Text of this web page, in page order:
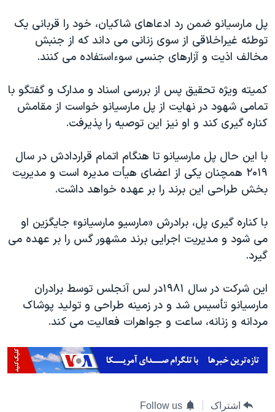
پل مارسیانو ضمن رد ادعاهای شاکیان، خود را قربانی یک
توطئه غیراخلاقی از سوی زنانی می داند که از جنبش
مخالف اذیت و آزارهای جنسی سوءاستفاده می کنند.
کمیته ویژه تحقیق پس از بررسی اسناد و مدارک و گفتگو با
تمامی شهود در نهایت از پل مارسیانو خواست از مقامش
کناره گیری کند و او نیز این توصیه را پذیرفت.
با این حال پل مارسیانو تا هنگام اتمام قراردادش در سال
۲۰۱۹ همچنان یکی از اعضای هیأت مدیره است و مدیریت
بخش طراحی این برند را بر عهده خواهد داشت.
با کناره گیری پل، برادرش «مارسیو مارسیانو» جایگزین او
می شود و مدیریت اجرایی برند مشهور گس را بر عهده می
گیرد.
این شرکت در سال ۱۹۸۱در لس آنجلس توسط برادران
مارسیانو تأسیس شد و در زمینه طراحی و تولید پوشاک
مردانه و زنانه، ساعت و جواهرات فعالیت می کند.
اشتراک Follow us